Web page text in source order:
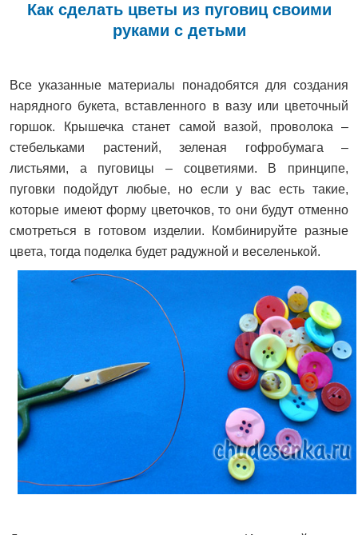
Как сделать цветы из пуговиц своими
руками с детьми
Все указанные материалы понадобятся для создания
нарядного букета, вставленного в вазу или цветочный
горшок. Крышечка станет самой вазой, проволока –
стебельками растений, зеленая гофробумага –
листьями, а пуговицы – соцветиями. В принципе,
пуговки подойдут любые, но если у вас есть такие,
которые имеют форму цветочков, то они будут отменно
смотреться в готовом изделии. Комбинируйте разные
цвета, тогда поделка будет радужной и веселенькой.